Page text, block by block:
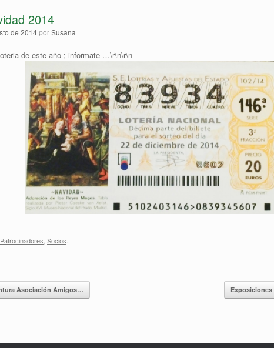
2014
de 2014porSusana
de este año ; informate …\r\n\r\n
Patrocinadores, Socios.
Asociación Amigos… Exposiciones